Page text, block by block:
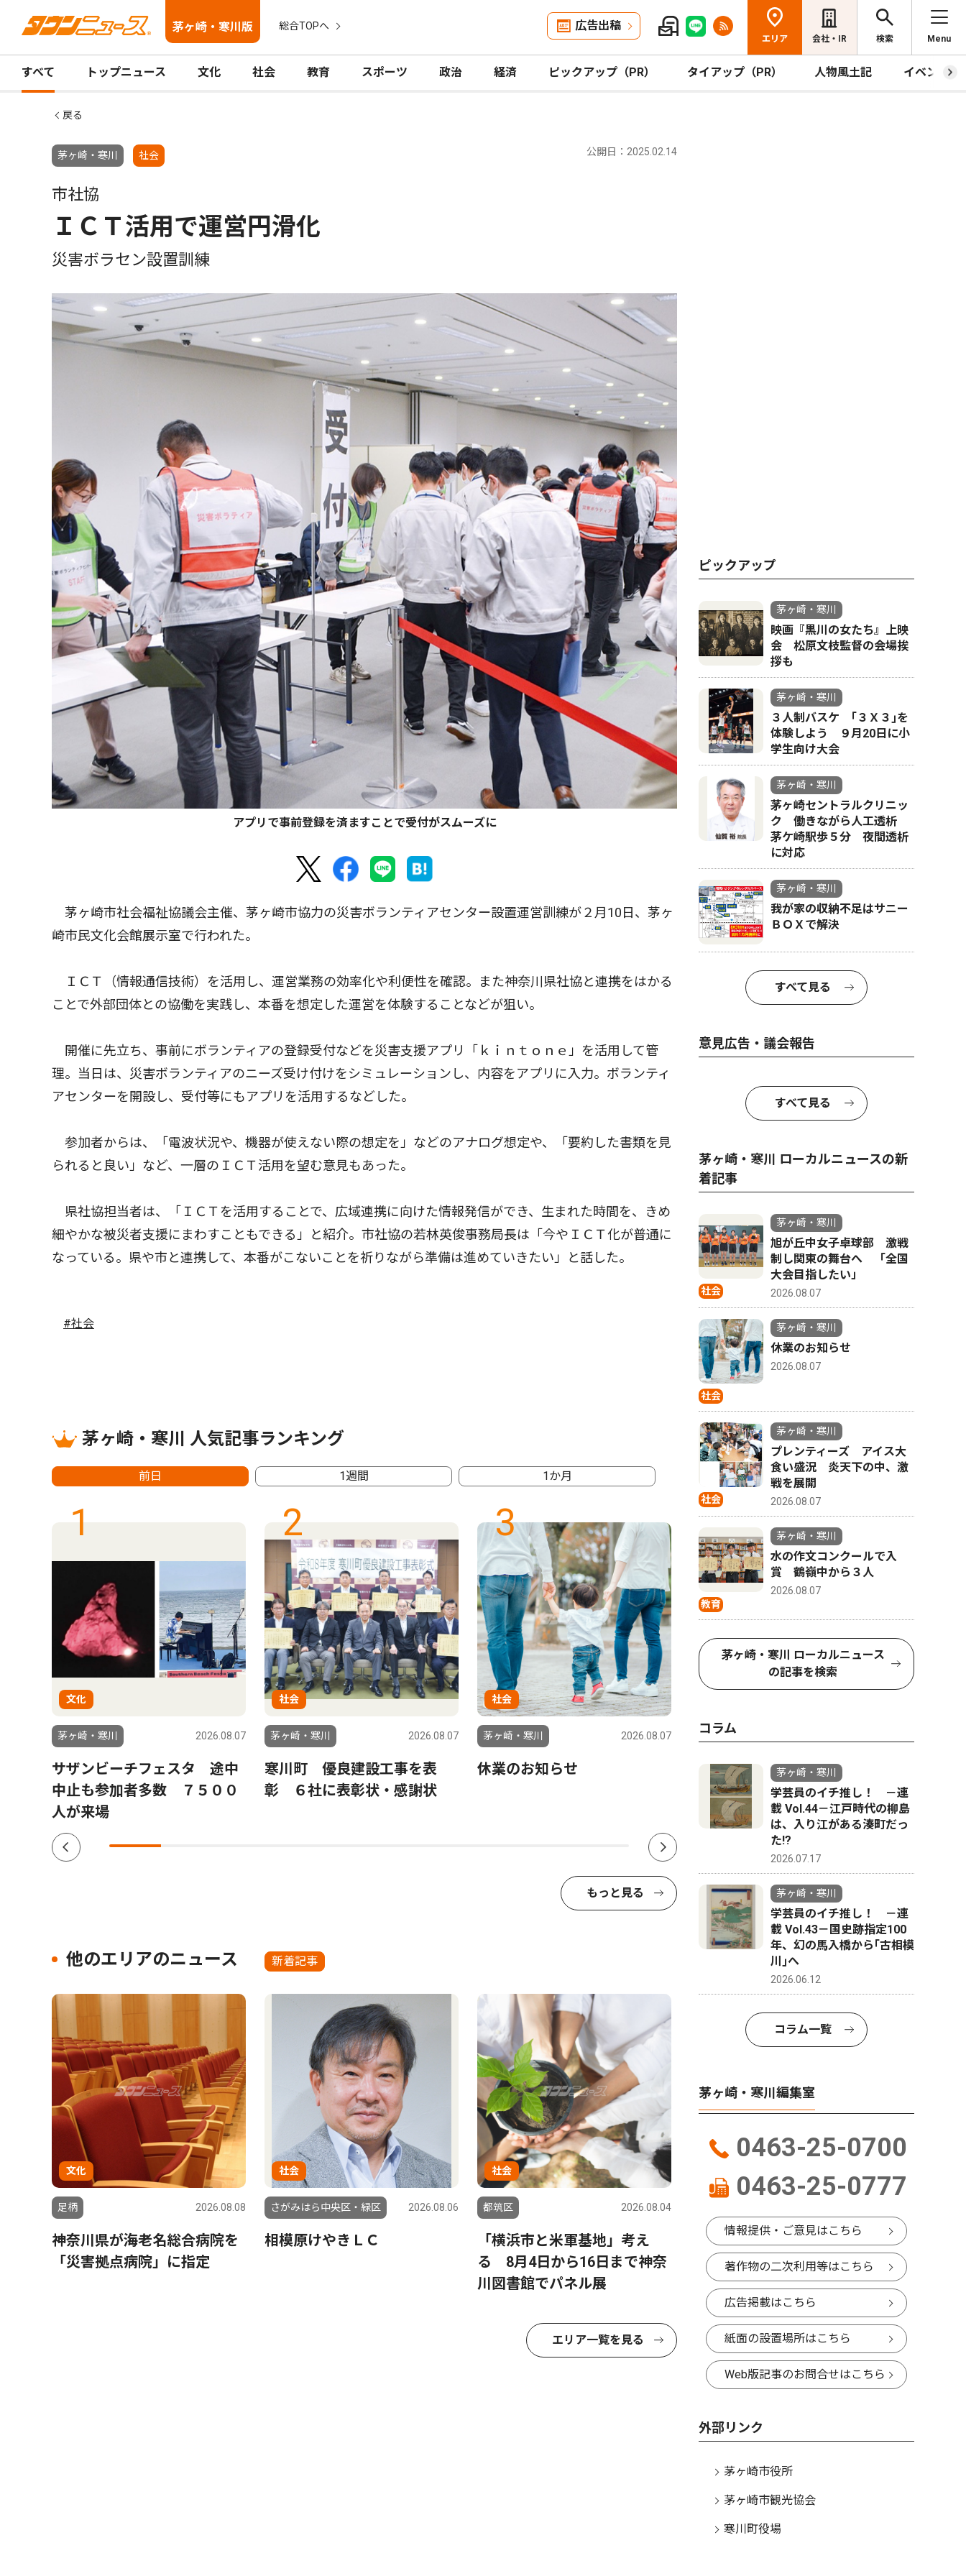
茅ヶ崎・寒川版 総合TOPへ 広告出稿
エリア 会社・IR 検索 Menu
すべて トップニュース 文化 社会 教育 スポーツ 政治 経済 ピックアップ（PR） タイアップ（PR） 人物風土記 イベント
戻る
茅ヶ崎・寒川 社会 公開日：2025.02.14
市社協
ＩＣＴ活用で運営円滑化
災害ボラセン設置訓練
アプリで事前登録を済ますことで受付がスムーズに
茅ヶ崎市社会福祉協議会主催、茅ヶ崎市協力の災害ボランティアセンター設置運営訓練が２月10日、茅ヶ
崎市民文化会館展示室で行われた。
ＩＣＴ（情報通信技術）を活用し、運営業務の効率化や利便性を確認。また神奈川県社協と連携をはかる
ことで外部団体との協働を実践し、本番を想定した運営を体験することなどが狙い。
開催に先立ち、事前にボランティアの登録受付などを災害支援アプリ「ｋｉｎｔｏｎｅ」を活用して管
理。当日は、災害ボランティアのニーズ受け付けをシミュレーションし、内容をアプリに入力。ボランティ
アセンターを開設し、受付等にもアプリを活用するなどした。
参加者からは、「電波状況や、機器が使えない際の想定を」などのアナログ想定や、「要約した書類を見
られると良い」など、一層のＩＣＴ活用を望む意見もあった。
県社協担当者は、「ＩＣＴを活用することで、広域連携に向けた情報発信ができ、生まれた時間を、きめ
細やかな被災者支援にまわすこともできる」と紹介。市社協の若林英俊事務局長は「今やＩＣＴ化が普通に
なっている。県や市と連携して、本番がこないことを祈りながら準備は進めていきたい」と話した。
#社会
茅ヶ崎・寒川 人気記事ランキング
前日 1週間 1か月
1
文化
茅ヶ崎・寒川 2026.08.07
サザンビーチフェスタ 途中
中止も参加者多数 ７５００
人が来場
2
社会
茅ヶ崎・寒川 2026.08.07
寒川町 優良建設工事を表
彰 ６社に表彰状・感謝状
3
社会
茅ヶ崎・寒川 2026.08.07
休業のお知らせ
4
茅ヶ崎・寒川
８月８日は菱沼八王子神社へ
トボール
もっと見る
他のエリアのニュース 新着記事
文化
足柄 2026.08.08
神奈川県が海老名総合病院を
「災害拠点病院」に指定
社会
さがみはら中央区・緑区 2026.08.06
相模原けやきＬＣ
社会
都筑区 2026.08.04
「横浜市と米軍基地」考え
る 8月4日から16日まで神奈
川図書館でパネル展
エリア一覧を見る
ピックアップ
茅ヶ崎・寒川
映画『黒川の女たち』上映
会 松原文枝監督の会場挨
拶も
茅ヶ崎・寒川
３人制バスケ ｢３Ｘ３｣を
体験しよう ９月20日に小
学生向け大会
茅ヶ崎・寒川
茅ヶ崎セントラルクリニッ
ク 働きながら人工透析
茅ケ崎駅歩５分 夜間透析
に対応
茅ヶ崎・寒川
我が家の収納不足はサニー
ＢＯＸで解決
すべて見る
意見広告・議会報告
すべて見る
茅ヶ崎・寒川 ローカルニュースの新
着記事
社会
茅ヶ崎・寒川
旭が丘中女子卓球部 激戦
制し関東の舞台へ 「全国
大会目指したい」
2026.08.07
社会
茅ヶ崎・寒川
休業のお知らせ
2026.08.07
社会
茅ヶ崎・寒川
プレンティーズ アイス大
食い盛況 炎天下の中、激
戦を展開
2026.08.07
教育
茅ヶ崎・寒川
水の作文コンクールで入
賞 鶴嶺中から３人
2026.08.07
茅ヶ崎・寒川 ローカルニュース
の記事を検索
コラム
茅ヶ崎・寒川
学芸員のイチ推し！ －連
載 Vol.44－江戸時代の柳島
は、入り江がある湊町だっ
た!?
2026.07.17
茅ヶ崎・寒川
学芸員のイチ推し！ －連
載 Vol.43－国史跡指定100
年、幻の馬入橋から｢古相模
川｣へ
2026.06.12
コラム一覧
茅ヶ崎・寒川編集室
0463-25-0700
0463-25-0777
情報提供・ご意見はこちら
著作物の二次利用等はこちら
広告掲載はこちら
紙面の設置場所はこちら
Web版記事のお問合せはこちら
外部リンク
茅ヶ崎市役所
茅ヶ崎市観光協会
寒川町役場